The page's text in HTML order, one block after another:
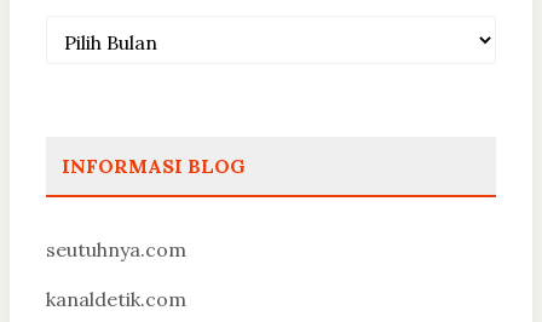
Arsip
INFORMASI BLOG
seutuhnya.com
kanaldetik.com